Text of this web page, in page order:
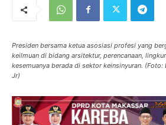
Presiden bersama ketua asosiasi profesi yang
keilmuan di bidang arsitektur, perencanaan,
kesemuanya berada di sektor keinsinyuran. (Foto:
Jr)